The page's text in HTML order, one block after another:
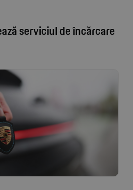
serviciul de încărcare